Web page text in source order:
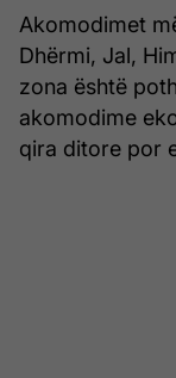
Akomodimet
Dhërmi, Jal,
zona është
akomodime
qira ditore por